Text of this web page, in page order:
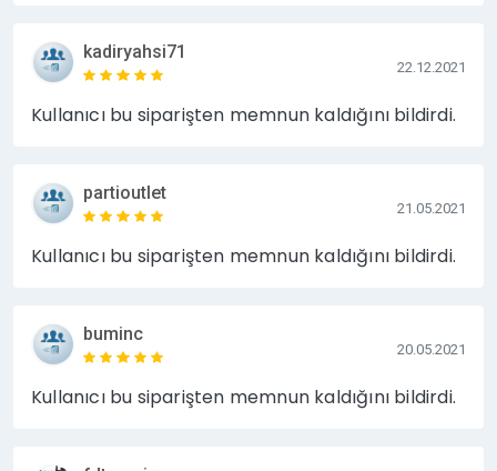
kadiryahsi71
22.12.2021
Kullanıcı bu siparişten memnun kaldığını bildirdi.
partioutlet
21.05.2021
Kullanıcı bu siparişten memnun kaldığını bildirdi.
buminc
20.05.2021
Kullanıcı bu siparişten memnun kaldığını bildirdi.